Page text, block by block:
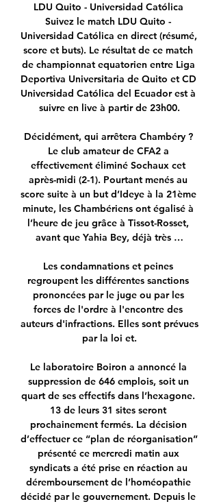
LDU Quito - Universidad Católica
Suivez le match LDU Quito -
Universidad Católica en direct (résumé,
score et buts). Le résultat de ce match
de championnat equatorien entre Liga
Deportiva Universitaria de Quito et CD
Universidad Católica del Ecuador est à
suivre en live à partir de 23h00.
Décidément, qui arrêtera Chambéry ?
Le club amateur de CFA2 a
effectivement éliminé Sochaux cet
après-midi (2-1). Pourtant menés au
score suite à un but d’Ideye à la 21ème
minute, les Chambériens ont égalisé à
l’heure de jeu grâce à Tissot-Rosset,
avant que Yahia Bey, déjà très …
Les condamnations et peines
regroupent les différentes sanctions
prononcées par le juge ou par les
forces de l'ordre à l'encontre des
auteurs d'infractions. Elles sont prévues
par la loi et.
Le laboratoire Boiron a annoncé la
suppression de 646 emplois, soit un
quart de ses effectifs dans l’hexagone.
13 de leurs 31 sites seront
prochainement fermés. La décision
d’effectuer ce “plan de réorganisation”
présenté ce mercredi matin aux
syndicats a été prise en réaction au
déremboursement de l’homéopathie
décidé par le gouvernement. Depuis le